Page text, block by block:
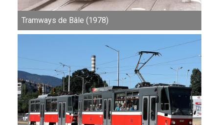
Tramways de Bâle (1978)